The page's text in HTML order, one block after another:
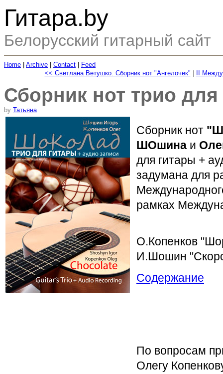
Гитара.by
Белорусский гитарный сайт
Home Archive Contact
Feed
<< Светлана Ветушко. Сборник нот "Ангелочек"
II
Сборник нот трио
by Татьяна
Сборник нот
ШОшина и
для гитары +
задумана для
рамках
О.Копенков
И.Шошин
Содержание
По вопросам
Олегу